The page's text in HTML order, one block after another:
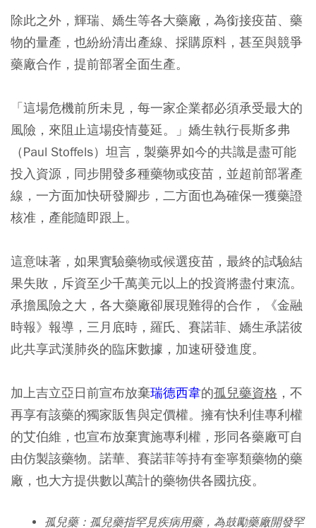
除此之外，輝瑞、嬌生等各大藥廠，為銜接疫苗、藥
物的量產，也紛紛清出產線、採購原料，甚至與競爭
藥廠合作，提前部署全面生產。
「這場危機前所未見，每一家企業都必須承受最大的
風險，來阻止這場疫情蔓延。」嬌生執行長斯多弗
（Paul Stoffels）坦言，製藥界如今的共識是盡可能
投入資源，同步開發多種藥物或疫苗，並超前部署產
線，一方面加快研發腳步，二方面也為確保一獲藥證
核准，產能隨即跟上。
這意味著，如果實驗藥物或候選疫苗，最終的試驗結
果失敗，斥資至少千萬美元以上的投資將盡付東流。
承擔風險之大，各大藥廠卻展現難得的合作，《金融
時報》報導，三月底時，羅氏、賽諾菲、嬌生承諾彼
此共享武漢肺炎的臨床數據，加速研發進度。
加上吉立亞日前宣布放棄瑞德西韋的孤兒藥資格 ，不
再享有該藥的獨家販售與定價權。擁有快利佳專利權
的艾伯維，也宣布放棄實施專利權，形同各藥廠可自
由仿製該藥物。諾華、賽諾菲等持有奎寧類藥物的藥
廠，也大方提供數以萬計的藥物供各國抗疫。
孤兒藥：孤兒藥指罕見疾病用藥，為鼓勵藥廠開發罕